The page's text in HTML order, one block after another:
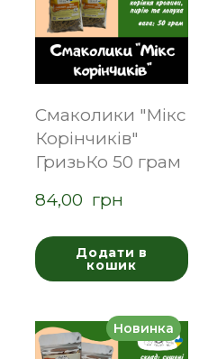
Смаколики "Мікс
Корінчиків"
ГризьКо 50 грам
84,00  грн
Додати в
кошик
Новинка